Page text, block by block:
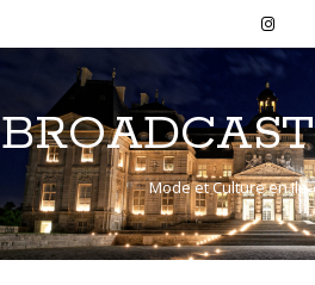
Mode et Culture en